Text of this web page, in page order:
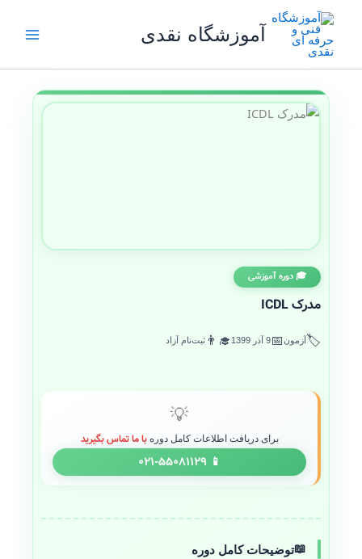
آموزشگاه نقدی
🎓 دوره آموزشی
مدرک ICDL
🏷️آزمون📅9 آذر 1399 👨‍🎓 ثبت‌نام آزاد
💡
برای دریافت اطلاعات کامل دورهبا ما تماس بگیرید
📱 ۰۲۱-۵۵۰۸۱۱۲۹
📖توضیحات کامل دوره